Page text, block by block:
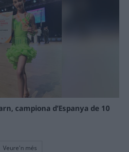
campiona d’Espanya de 10
Veure'n més